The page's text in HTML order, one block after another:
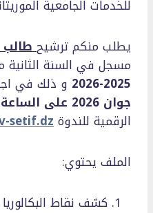
للخدمات الجامعية
يطلب منكم ترشيحطالب
مسجل في السنة الثانية
2025-2026
و ذلك في
جوان 2026 على الساعة 12:00 صباحا
الرقمية للندوةsetif.dz
الملف يحتوي:
كشف نقاط البكالوريا